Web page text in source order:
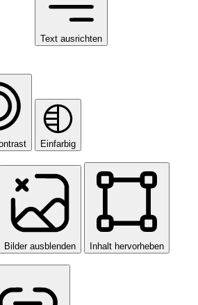
Text ausrichten
Einfarbig
Bilder ausblenden Inhalt hervorheben